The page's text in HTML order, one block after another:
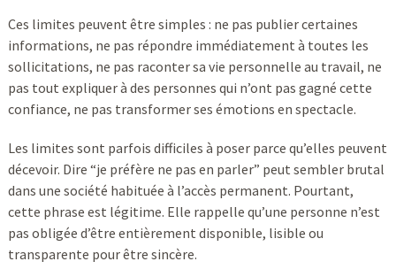
Ces limites peuvent être simples : ne pas publier certaines
informations, ne pas répondre immédiatement à toutes les
sollicitations, ne pas raconter sa vie personnelle au travail, ne
pas tout expliquer à des personnes qui n’ont pas gagné cette
confiance, ne pas transformer ses émotions en spectacle.
Les limites sont parfois difficiles à poser parce qu’elles peuvent
décevoir. Dire “je préfère ne pas en parler” peut sembler brutal
dans une société habituée à l’accès permanent. Pourtant,
cette phrase est légitime. Elle rappelle qu’une personne n’est
pas obligée d’être entièrement disponible, lisible ou
transparente pour être sincère.